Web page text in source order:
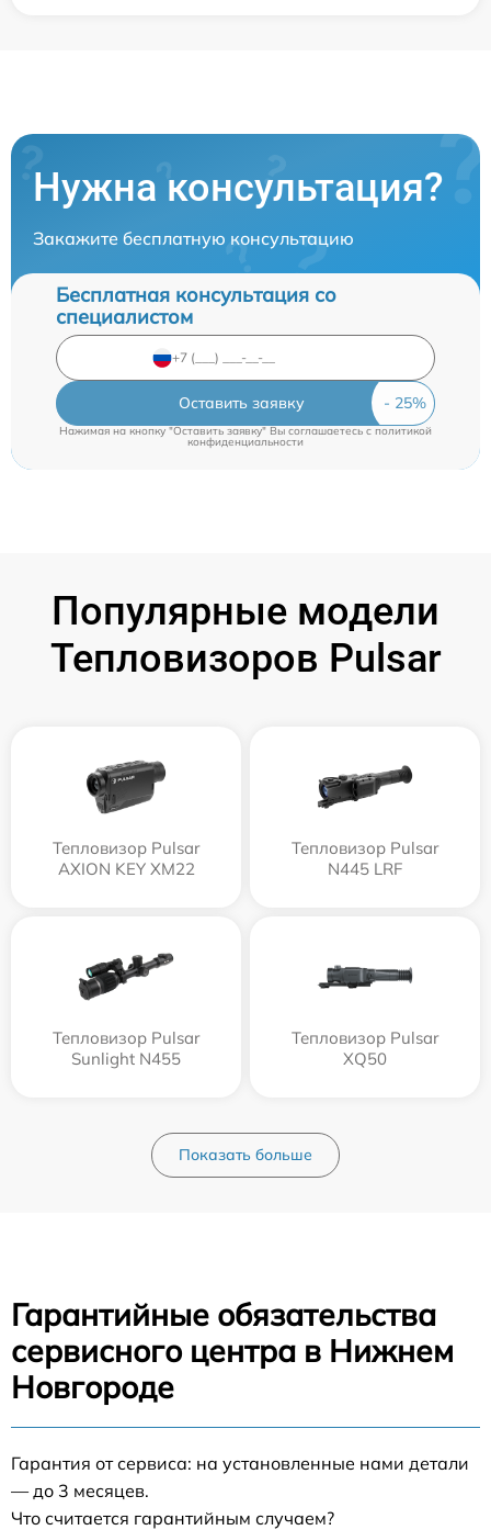
Нужна консультация?
Закажите бесплатную консультацию
Бесплатная консультация со
специалистом
Оставить заявку
Нажимая на кнопку "Оставить заявку" Вы соглашаетесь cполитикой
конфиденциальности
Популярные модели
Тепловизоров Pulsar
Тепловизор Pulsar
AXION KEY XM22
Тепловизор Pulsar
N445 LRF
Тепловизор Pulsar
Sunlight N455
Тепловизор Pulsar
XQ50
Показать больше
Гарантийные обязательства
сервисного центра в Нижнем
Новгороде
Гарантия от сервиса: на установленные нами детали
— до 3 месяцев.
Что считается гарантийным случаем?